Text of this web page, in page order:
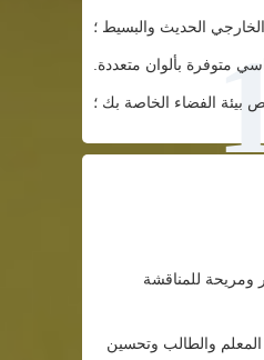
الحديث والبسيط ؛
متوفرة بألوان متعددة.
بيئة الفضاء الخاصة بك ؛
ومريحة للمناقشة
المعلم والطالب وتحسين